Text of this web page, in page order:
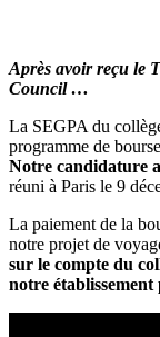
Après avoir reçu le
Council …
La SEGPA du
programme de
Notre candidature
réuni à Paris le 9
La paiement de la
notre projet de
sur le compte du
notre